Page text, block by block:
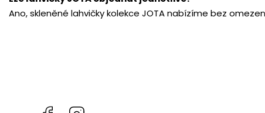
Ano, skleněné lahvičky kolekce JOTA nabízíme bez